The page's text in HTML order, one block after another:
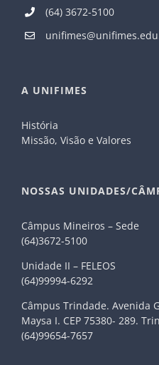
(64) 3672-5100
A UNIFIMES
História
Missão, Visão e Valores
NOSSAS UNIDADES/
Câmpus Mineiros – Sede
(64)3672-5100
Unidade II – FELEOS
(64)99994-6292
Câmpus Trindade. Avenida
Maysa I. CEP 75380- 289.
(64)99654-7657